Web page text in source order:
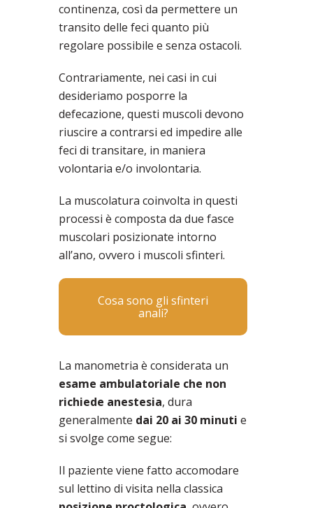
continenza, così da permettere un
transito delle feci quanto più
regolare possibile e senza ostacoli.
Contrariamente, nei casi in cui
desideriamo posporre la
defecazione, questi muscoli devono
riuscire a contrarsi ed impedire alle
feci di transitare, in maniera
volontaria e/o involontaria.
La muscolatura coinvolta in questi
processi è composta da due fasce
muscolari posizionate intorno
all’ano, ovvero i muscoli sfinteri.
Cosa sono gli sfinteri
anali?
La manometria è considerata un
esame ambulatoriale che non
richiede anestesia, dura
generalmente dai 20 ai 30 minuti e
si svolge come segue:
Il paziente viene fatto accomodare
sul lettino di visita nella classica